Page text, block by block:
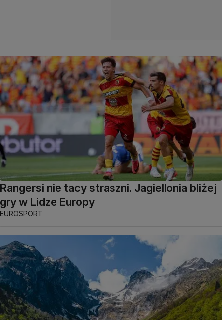
Rangersi nie tacy straszni. Jagiellonia bliżej
gry w Lidze Europy
EUROSPORT